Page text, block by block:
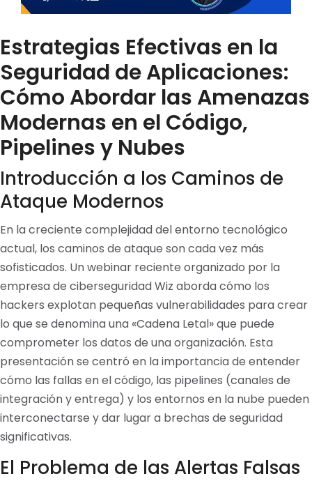
Estrategias Efectivas en la
Seguridad de Aplicaciones:
Cómo Abordar las Amenazas
Modernas en el Código,
Pipelines y Nubes
Introducción a los Caminos de
Ataque Modernos
En la creciente complejidad del entorno tecnológico
actual, los caminos de ataque son cada vez más
sofisticados. Un webinar reciente organizado por la
empresa de ciberseguridad Wiz aborda cómo los
hackers explotan pequeñas vulnerabilidades para crear
lo que se denomina una «Cadena Letal» que puede
comprometer los datos de una organización. Esta
presentación se centró en la importancia de entender
cómo las fallas en el código, las pipelines (canales de
integración y entrega) y los entornos en la nube pueden
interconectarse y dar lugar a brechas de seguridad
significativas.
El Problema de las Alertas Falsas